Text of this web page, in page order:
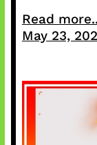
Read
May 23,